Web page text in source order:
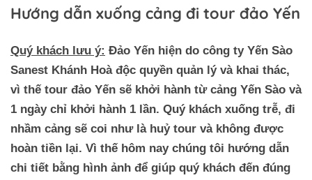
Hướng dẫn xuống cảng đi tour đảo Yến
Quý khách lưu ý: Đảo Yến hiện do công ty Yến Sào
Sanest Khánh Hoà độc quyền quản lý và khai thác,
vì thế tour đảo Yến sẽ khởi hành từ cảng Yến Sào và
1 ngày chỉ khởi hành 1 lần. Quý khách xuống trễ, đi
nhầm cảng sẽ coi như là huỷ tour và không được
hoàn tiền lại. Vì thế hôm nay chúng tôi hướng dẫn
chi tiết bằng hình ảnh để giúp quý khách đến đúng